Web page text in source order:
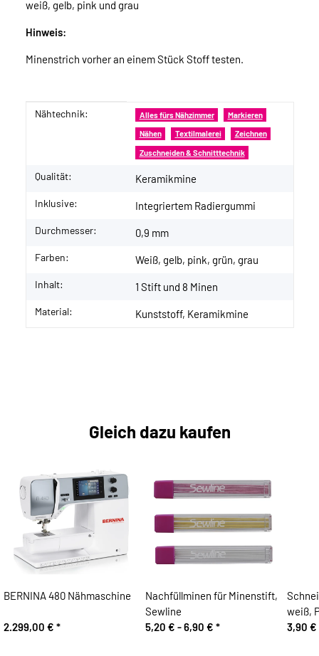
weiß, gelb, pink und grau
Hinweis:
Minenstrich vorher an einem Stück Stoff testen.
Produkteigenschaft
Wert
Nähtechnik: Alles fürs Nähzimmer Markieren
Nähen Textilmalerei Zeichnen
Zuschneiden & Schnitttechnik
Qualität: Keramikmine
Inklusive: Integriertem Radiergummi
Durchmesser: 0,9 mm
Farben: Weiß, gelb, pink, grün, grau
Inhalt: 1 Stift und 8 Minen
Material: Kunststoff, Keramikmine
Gleich dazu kaufen
BERNINA 480 Nähmaschine
2.299,00 € *
Nachfüllminen für Minenstift,
Sewline
5,20 € -6,90 € *
weiß,
3,90 €